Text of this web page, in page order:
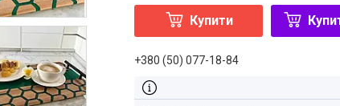
Купити
+380 (50) 077-18-84